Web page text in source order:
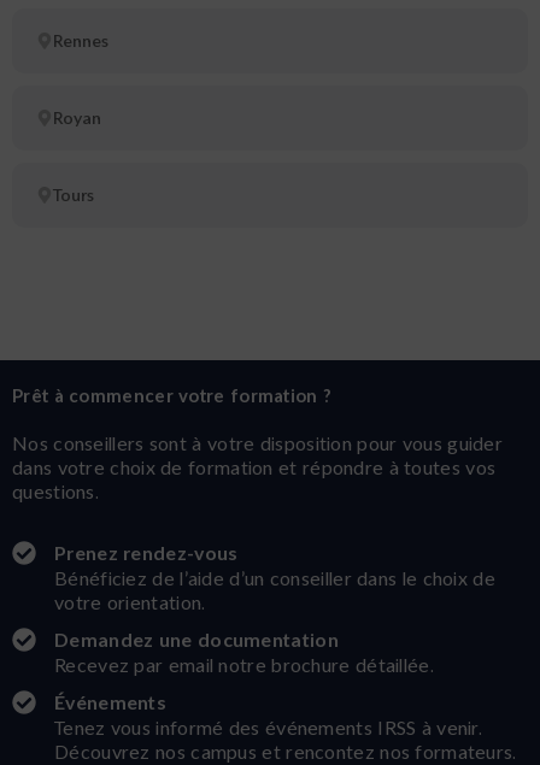
Rennes
Royan
Tours
Prêt à commencer votre formation ?
Nos conseillers sont à votre disposition pour vous guider
dans votre choix de formation et répondre à toutes vos
questions.
Prenez rendez-vous
Bénéficiez de l’aide d’un conseiller dans le choix de
votre orientation.
Demandez une documentation
Recevez par email notre brochure détaillée.
Événements
Tenez vous informé des événements IRSS à venir.
Découvrez nos campus et rencontez nos formateurs.